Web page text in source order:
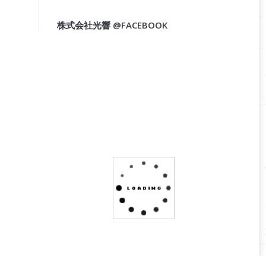
株式会社光響 @FACEBOOK